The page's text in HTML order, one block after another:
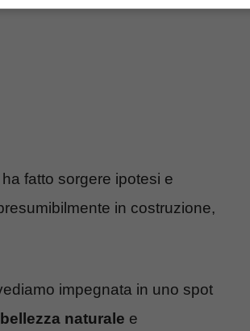
fatto sorgere ipotesi e
in costruzione,
impegnata in uno spot
bellezza naturale e